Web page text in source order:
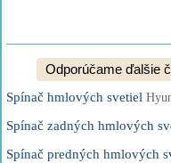
Odporúčame ďalšie
Spínač hmlových svetiel
Spínač zadných hmlových
Spínač predných hmlových